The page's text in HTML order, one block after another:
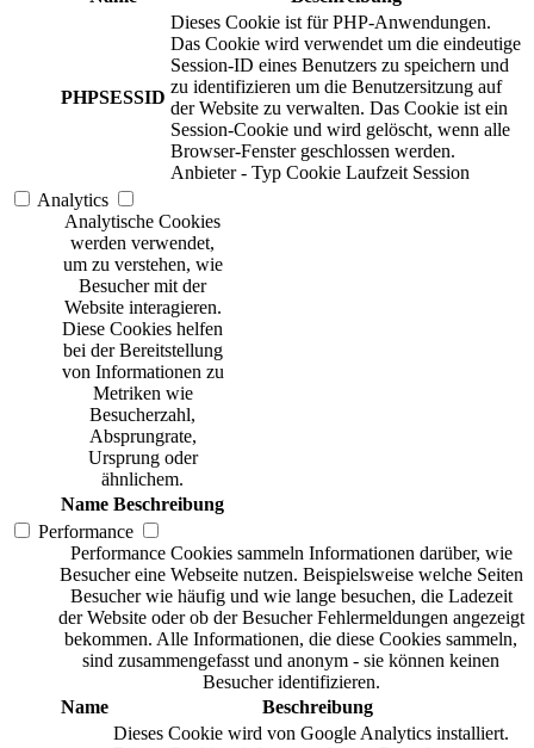
PHPSESSID
Dieses Cookie ist für PHP-Anwendungen.
Das Cookie wird verwendet um die eindeutige
Session-ID eines Benutzers zu speichern und
zu identifizieren um die Benutzersitzung auf
der Website zu verwalten. Das Cookie ist ein
Session-Cookie und wird gelöscht, wenn alle
Browser-Fenster geschlossen werden.
Anbieter - Typ Cookie Laufzeit Session
Analytics
Analytische Cookies
werden verwendet,
um zu verstehen, wie
Besucher mit der
Website interagieren.
Diese Cookies helfen
bei der Bereitstellung
von Informationen zu
Metriken wie
Besucherzahl,
Absprungrate,
Ursprung oder
ähnlichem.
Name Beschreibung
Performance
Performance Cookies sammeln Informationen darüber, wie
Besucher eine Webseite nutzen. Beispielsweise welche Seiten
Besucher wie häufig und wie lange besuchen, die Ladezeit
der Website oder ob der Besucher Fehlermeldungen angezeigt
bekommen. Alle Informationen, die diese Cookies sammeln,
sind zusammengefasst und anonym - sie können keinen
Besucher identifizieren.
Name
Beschreibung
Dieses Cookie wird von Google Analytics installiert.